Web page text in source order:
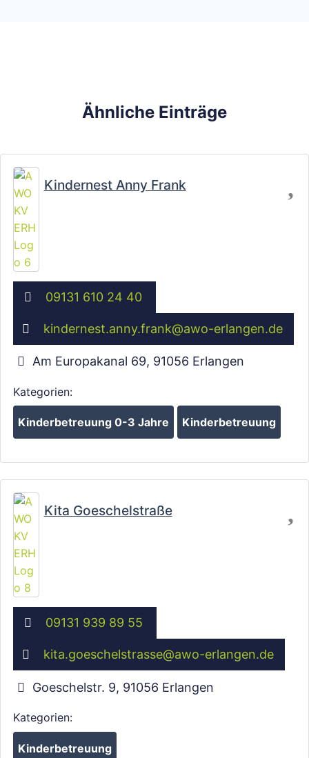
Wird geladen …
Ähnliche Einträge
Kindernest Anny Frank
09131 610 24 40
kindernest.anny.frank@awo-erlangen.de
Am Europakanal 69, 91056 Erlangen
Kategorien:
Kinderbetreuung 0-3 Jahre Kinderbetreuung
Kita Goeschelstraße
09131 939 89 55
kita.goeschelstrasse@awo-erlangen.de
Goeschelstr. 9, 91056 Erlangen
Kategorien:
Kinderbetreuung